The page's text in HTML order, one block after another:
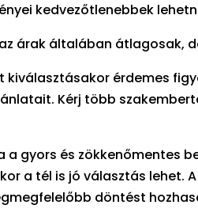
kedvezőtlenebbek
árak általában átlagosak,
kiválasztásakor érdemes
Kérj több
a gyors és zökkenőmentes
a tél is jó választás lehet.
döntést